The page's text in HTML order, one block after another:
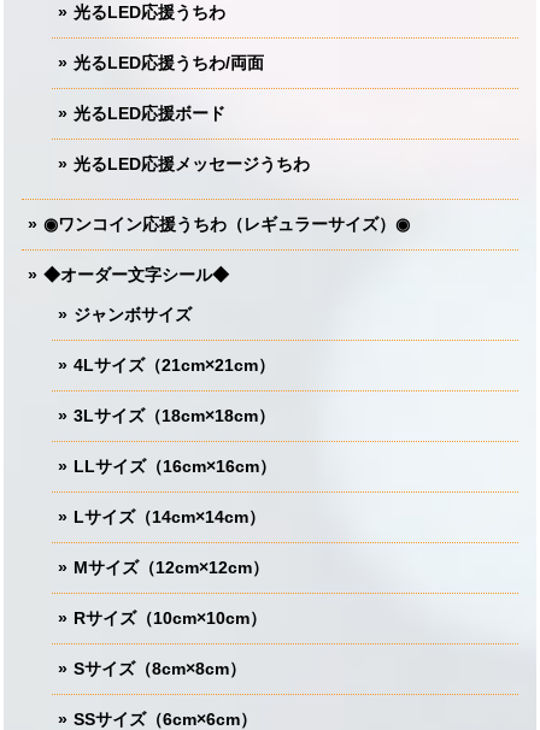
光るLED応援うちわ
光るLED応援うちわ/両面
光るLED応援ボード
光るLED応援メッセージうちわ
◉ワンコイン応援うちわ（レギュラーサイズ）◉
◆オーダー文字シール◆
ジャンボサイズ
4Lサイズ（21cm×21cm）
3Lサイズ（18cm×18cm）
LLサイズ（16cm×16cm）
Lサイズ（14cm×14cm）
Mサイズ（12cm×12cm）
Rサイズ（10cm×10cm）
Sサイズ（8cm×8cm）
SSサイズ（6cm×6cm）